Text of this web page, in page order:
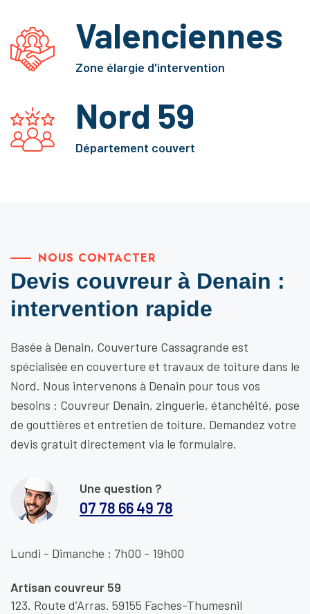
Valenciennes
Zone élargie d'intervention
Nord 59
Département couvert
NOUS CONTACTER
Devis couvreur à Denain :
intervention rapide
Basée à Denain, Couverture Cassagrande est
spécialisée en couverture et travaux de toiture dans le
Nord. Nous intervenons à Denain pour tous vos
besoins : Couvreur Denain, zinguerie, étanchéité, pose
de gouttières et entretien de toiture. Demandez votre
devis gratuit directement via le formulaire.
Une question ?
07 78 66 49 78
Lundi - Dimanche : 7h00 - 19h00
Artisan couvreur 59
123. Route d’Arras. 59155 Faches-Thumesnil